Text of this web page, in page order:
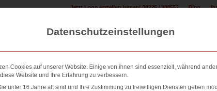
Blog
Jetzt Logo erstellen lassen! 08225 / 308552
Datenschutzeinstellungen
Cookies auf unserer Website. Einige von ihnen sind essenziell, während
Website und Ihre Erfahrung zu verbessern.
unter 16 Jahre alt sind und Ihre Zustimmung zu freiwilligen Diensten geben